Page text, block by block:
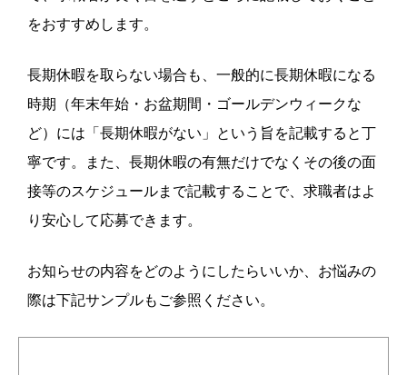
をおすすめします。
長期休暇を取らない場合も、一般的に長期休暇になる
時期（年末年始・お盆期間・ゴールデンウィークな
ど）には「長期休暇がない」という旨を記載すると丁
寧です。
また、長期休暇の有無だけでなくその後の面
接等のスケジュールまで記載することで、求職者はよ
り安心して応募できます。
お知らせの内容をどのようにしたらいいか、お悩みの
際は下記サンプルもご参照ください。